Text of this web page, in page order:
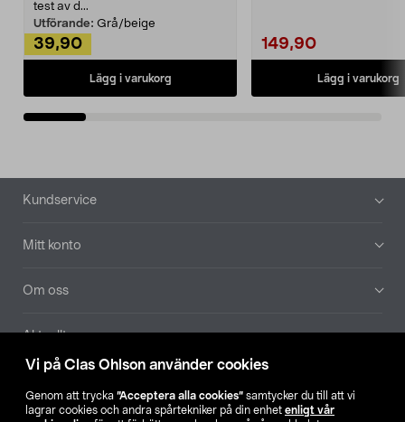
Vi på Clas Ohlson använder cookies
Genom att trycka ”Acceptera alla cookies” samtycker du till att vi
lagrar cookies och andra spårtekniker på din enhet enligt vår
test av d...
Utförande: Grå/beige
39,90
Lägg i varukorg
149,90
Lägg i varukorg
Sidfot
Kundservice
Mitt konto
Om oss
Aktuellt